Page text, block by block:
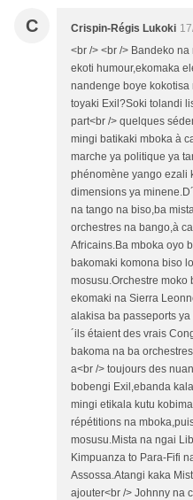
C Crispin-Régis Lukoki
<br /> <br /> Bandeko
ekoti humour,ekomaka
nandenge boye kokotisa
toyaki Exil?Soki tolandi
part<br /> quelques
mingi batikaki mboka à
marche ya politique ya
phénomène yango ezali
dimensions ya
na tango na biso,ba
orchestres na bango,à
Africains.Ba mboka oyo
bakomaki komona biso
mosusu.Orchestre moko
ekomaki na Sierra
alakisa ba passeports
´ils étaient des vrais
bakoma na ba
a<br /> toujours des
bobengi Exil,ebanda
mingi etikala kutu
répétitions na
mosusu.Mista na ngai
Kimpuanza to Para-Fifi
Assossa.Atangi kaka
ajouter<br /> Johnny na